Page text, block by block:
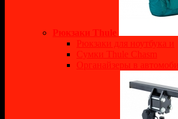
Рюкзаки Thule
Рюкзаки для ноутбука и
Сумки Thule Chasm
Органайзеры в